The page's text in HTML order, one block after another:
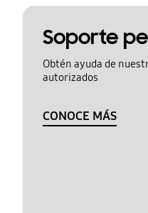
Soporte
Obtén ayuda de
autorizados
CONOCE MÁS